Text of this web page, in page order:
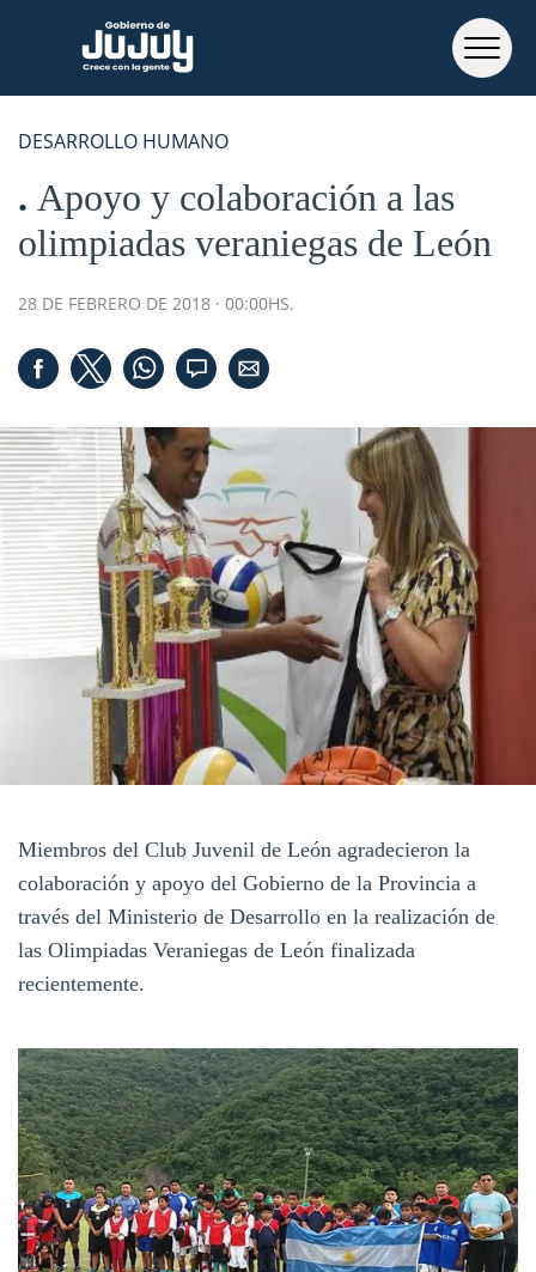
DESARROLLO HUMANO
Apoyo y colaboración a las
olimpiadas veraniegas de León
28 DE FEBRERO DE 2018 · 00:00HS.
Miembros del Club Juvenil de León agradecieron la
colaboración y apoyo del Gobierno de la Provincia a
través del Ministerio de Desarrollo en la realización de
las Olimpiadas Veraniegas de León finalizada
recientemente.